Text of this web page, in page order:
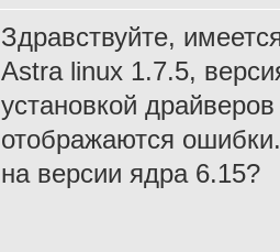
Здравствуйте,
Astra linux 1.7.5,
установкой
отображаются
на версии ядра 6.15?